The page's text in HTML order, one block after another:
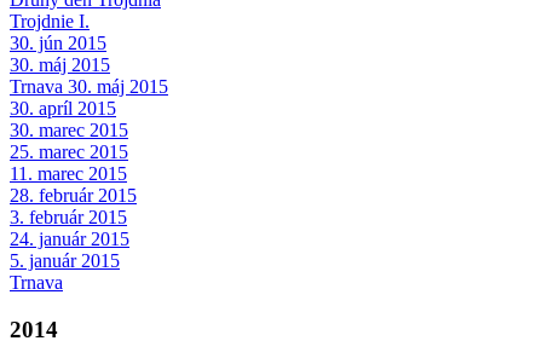
Trojdnie I.
30. jún 2015
30. máj 2015
Trnava 30. máj 2015
30. apríl 2015
30. marec 2015
25. marec 2015
11. marec 2015
28. február 2015
3. február 2015
24. január 2015
5. január 2015
Trnava
2014